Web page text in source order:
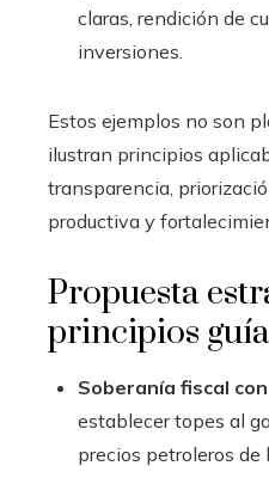
claras, rendición de
inversiones.
Estos ejemplos no son
ilustran principios
transparencia,
productiva y
Propuesta
principios guía
Soberanía fiscal
establecer topes al
precios petroleros